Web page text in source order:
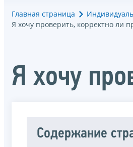
Главная страница
Я хочу проверить, корректно ли
Я хочу
Содержание